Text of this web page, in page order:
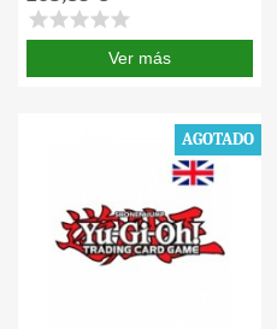
starstarstarstarstar
Ver más
AGOTADO